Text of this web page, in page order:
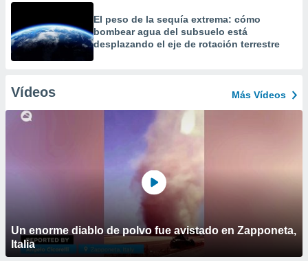
El peso de la sequía extrema: cómo
bombear agua del subsuelo está
desplazando el eje de rotación terrestre
Vídeos Más Vídeos
Un enorme diablo de polvo fue avistado en Zapponeta,
Italia